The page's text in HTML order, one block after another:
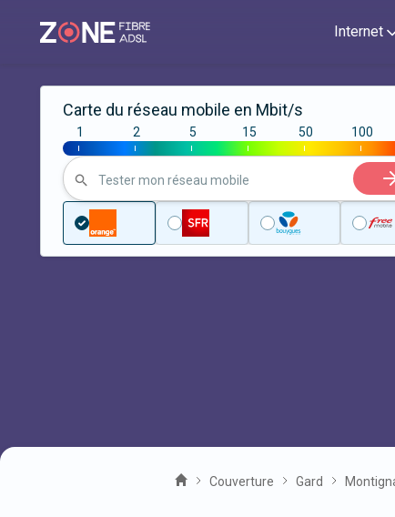
Internet
Carte du réseau mobile en Mbit/s
|
1
|
2
|
5
|
15
|
50
|
100
Tester mon réseau mobile
Couverture Gard